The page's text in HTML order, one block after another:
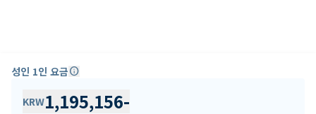
성인 1인 요금info
KRW1,195,156-